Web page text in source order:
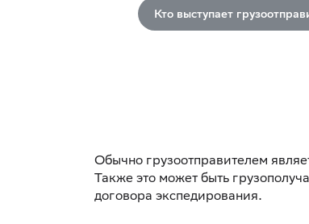
Кто выступает
Обычно грузоотправителем
Также это может быть
договора экспедирования.